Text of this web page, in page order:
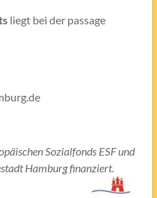
liegt bei der passage
Sozialfonds ESF und
Hamburg finanziert.